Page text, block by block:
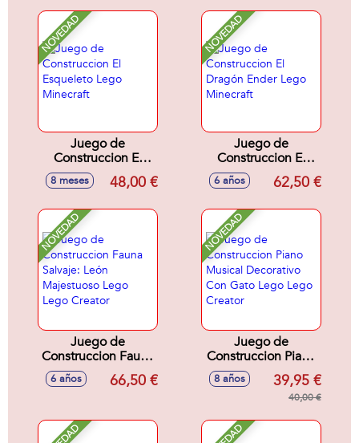
NOVEDAD
Juego de
Construccion El
Esqueleto Lego
Minecraft
8 meses 48,00 €
NOVEDAD
Juego de
Construccion El
Dragón Ender Lego
Minecraft
6 años 62,50 €
NOVEDAD
Juego de
Construccion Fauna
Salvaje: León
Majestuoso Lego
6 años 66,50 €
NOVEDAD
Juego de
Construccion Piano
Musical Decorativo
Con Gato Lego
Lego Creator
8 años 39,95 €
40,00 €